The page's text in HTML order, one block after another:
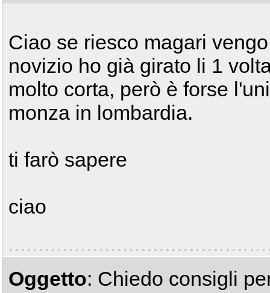
Ciao se riesco magari
novizio ho già girato li 1
molto corta, però è forse
monza in lombardia.
ti farò sapere
ciao
Oggetto: Chiedo consigli